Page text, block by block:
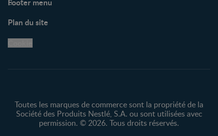
Centre de soutien
Avis légaux
Protection des
Plan du site
Toutes les marques de commerce sont la propriété de la
Société des Produits Nestlé, S.A. ou sont utilisées avec
permission. © 2026. Tous droits réservés.